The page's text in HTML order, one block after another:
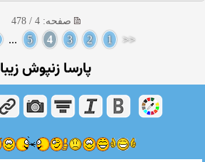
صفحه: 4 / 478
<<
1
2
3
4
5
...
پارسا زنپوش زیبا